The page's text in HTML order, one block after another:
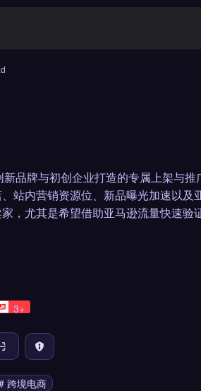
品牌与初创企业打造的专属上架与
站内营销资源位、新品曝光加速以
，尤其是希望借助亚马逊流量快速验
3+
跨境电商